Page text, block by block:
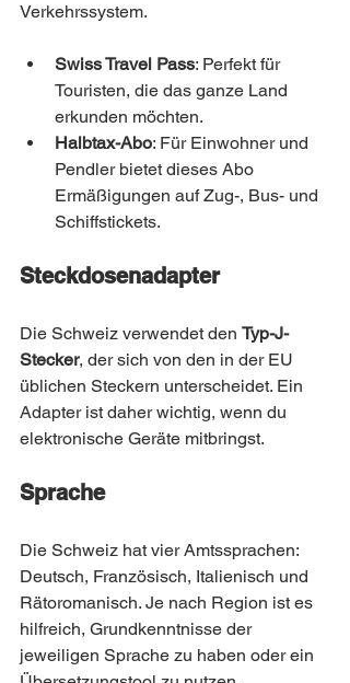
Verkehrssystem.
Swiss Travel Pass: Perfekt für
Touristen, die das ganze Land
erkunden möchten.
Halbtax-Abo: Für Einwohner und
Pendler bietet dieses Abo
Ermäßigungen auf Zug-, Bus- und
Schiffstickets.
Steckdosenadapter
Die Schweiz verwendet den Typ-J-
Stecker, der sich von den in der EU
üblichen Steckern unterscheidet. Ein
Adapter ist daher wichtig, wenn du
elektronische Geräte mitbringst.
Sprache
Die Schweiz hat vier Amtssprachen:
Deutsch, Französisch, Italienisch und
Rätoromanisch. Je nach Region ist es
hilfreich, Grundkenntnisse der
jeweiligen Sprache zu haben oder ein